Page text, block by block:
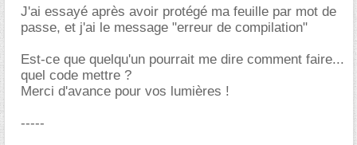
J'ai essayé après avoir protégé ma feuille par mot de
passe, et j'ai le message "erreur de compilation"
Est-ce que quelqu'un pourrait me dire comment faire...
quel code mettre ?
Merci d'avance pour vos lumières !
-----